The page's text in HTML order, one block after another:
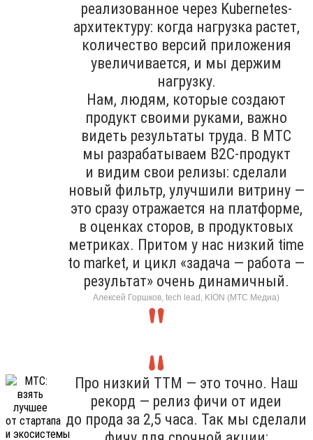
реализованное через Kubernetes-
архитектуру: когда нагрузка растет,
количество версий приложения
увеличивается, и мы держим
нагрузку.
Нам, людям, которые создают
продукт своими руками, важно
видеть результаты труда. В МТС
мы разрабатываем B2C-продукт
и видим свои релизы: сделали
новый фильтр, улучшили витрину —
это сразу отражается на платформе,
в оценках сторов, в продуктовых
метриках. Притом у нас низкий time
to market, и цикл «задача — работа —
результат» очень динамичный.
Алексей Горшков, tech lead, KION (МТС Медиа)
Про низкий TTM — это точно. Наш
рекорд — релиз фичи от идеи
до прода за 2,5 часа. Так мы сделали